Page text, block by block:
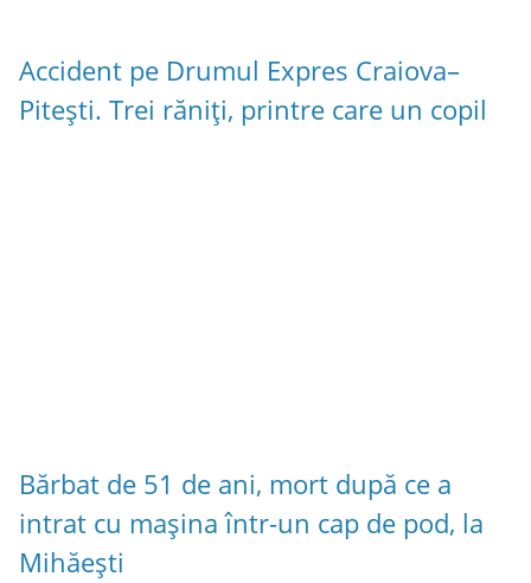
Accident pe Drumul Expres Craiova–
Pitești. Trei răniți, printre care un copil
Bărbat de 51 de ani, mort după ce a
intrat cu mașina într-un cap de pod, la
Mihăești